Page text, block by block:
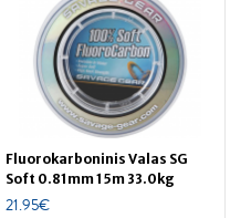
Fluorokarboninis Valas SG
Soft 0.81mm 15m 33.0kg
21.95€